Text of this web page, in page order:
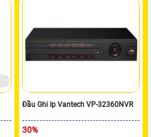
Đầu Ghi Ip Vantech VP-32360NVR
30%